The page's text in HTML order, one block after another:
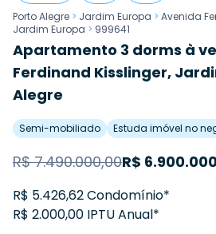
Porto Alegre > Jardim Europa > Avenida
Jardim Europa > 999641
Apartamento 3 dorms à
Ferdinand Kisslinger,
Alegre
Semi-mobiliado Estuda imóvel no
R$7.490.000,00R$
R$ 5.426,62 Condomínio*
R$ 2.000,00 IPTU Anual*